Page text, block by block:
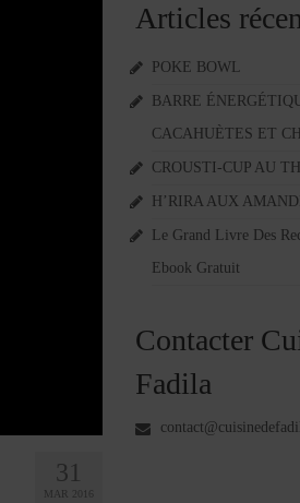
31
MAR 2016
Articles
POKE BOWL
BARRE
CACAHUÈTES ET
CROUSTI-CUP AU
H’RIRA AUX
Le Grand Livre Des
Ebook Gratuit
Contacter
Fadila